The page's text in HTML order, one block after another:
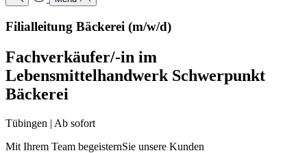
Filialleitung Bäckerei (m/w/d)
Fachverkäufer/-in im
Lebensmittelhandwerk Schwerpunkt
Bäckerei
Tübingen | Ab sofort
Mit Ihrem Team begeisternSie unsere Kunden